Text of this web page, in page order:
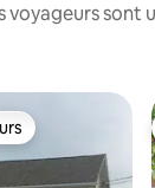
voyageurs sont
les plus appréciés